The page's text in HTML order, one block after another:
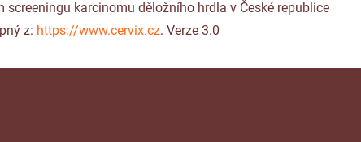
screeningu karcinomu děložního hrdla v České republice
z: https://www.cervix.cz. Verze 3.0